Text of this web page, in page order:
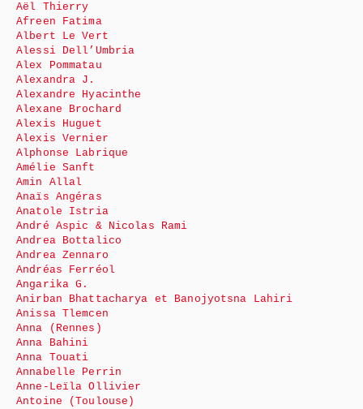
Aël Thierry
Afreen Fatima
Albert Le Vert
Alessi Dell’Umbria
Alex Pommatau
Alexandra J.
Alexandre Hyacinthe
Alexane Brochard
Alexis Huguet
Alexis Vernier
Alphonse Labrique
Amélie Sanft
Amin Allal
Anaïs Angéras
Anatole Istria
André Aspic & Nicolas Rami
Andrea Bottalico
Andrea Zennaro
Andréas Ferréol
Angarika G.
Anirban Bhattacharya et Banojyotsna Lahiri
Anissa Tlemcen
Anna (Rennes)
Anna Bahini
Anna Touati
Annabelle Perrin
Anne-Leïla Ollivier
Antoine (Toulouse)